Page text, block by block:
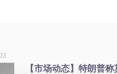
【市场动态】特朗普